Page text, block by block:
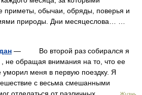
приметы, обычаи, обряды, поверья и
природы. Дни месяцеслова… …
— Во второй раз собирался я
, не обращая внимания на то, что ее
уморил меня в первую поездку. Я
с весьма смешанными